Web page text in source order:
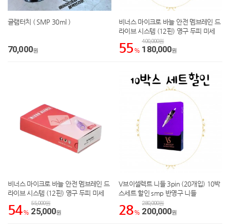
글램터치 ( SMP 30ml )
70,000원
비너스 마이크로 바늘 안전 멤브레인 드
라이브 시스템 (12핀) 영구 두피 미세
색소 침착 니들 10박스세트할인
55 %
400,000원
180,000원
비너스 마이크로 바늘 안전 멤브레인 드
라이브 시스템 (12핀) 영구 두피 미세
색소 침착 니들
54 %
55,000원
25,000원
V브이셀렉트 니들 3pin (20개입) 10박
스세트 할인 smp 반영구 니들
28 %
280,000원
200,000원